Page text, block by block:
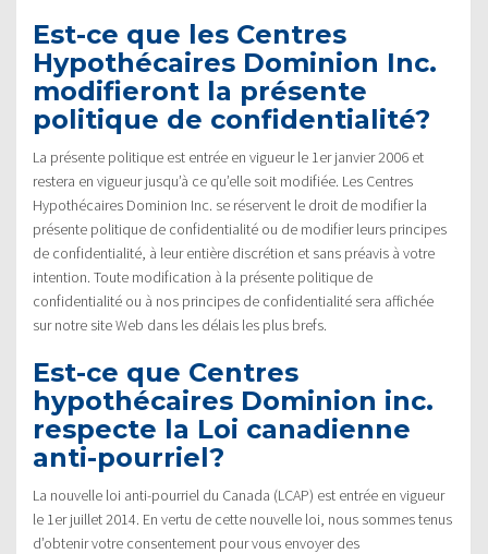
Est-ce que les Centres
Hypothécaires Dominion Inc.
modifieront la présente
politique de confidentialité?
La présente politique est entrée en vigueur le 1er janvier 2006 et
restera en vigueur jusqu’à ce qu’elle soit modifiée. Les Centres
Hypothécaires Dominion Inc. se réservent le droit de modifier la
présente politique de confidentialité ou de modifier leurs principes
de confidentialité, à leur entière discrétion et sans préavis à votre
intention. Toute modification à la présente politique de
confidentialité ou à nos principes de confidentialité sera affichée
sur notre site Web dans les délais les plus brefs.
Est-ce que Centres
hypothécaires Dominion inc.
respecte la Loi canadienne
anti-pourriel?
La nouvelle loi anti-pourriel du Canada (LCAP) est entrée en vigueur
le 1er juillet 2014. En vertu de cette nouvelle loi, nous sommes tenus
d’obtenir votre consentement pour vous envoyer des